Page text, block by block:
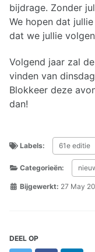
bijdrage. Zonder
We hopen dat
dat we jullie
Volgend jaar zal
vinden van
Blokkeer deze
dan!
Labels: 61e editie
Categorieën:
Bijgewerkt: 27 May
DEEL OP